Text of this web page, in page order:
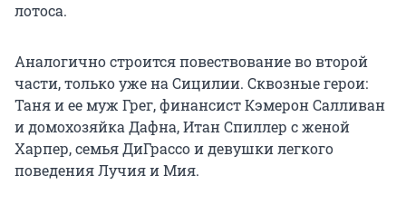
лотоса.
Аналогично строится повествование во второй
части, только уже на Сицилии. Сквозные герои:
Таня и ее муж Грег, финансист Кэмерон Салливан
и домохозяйка Дафна, Итан Спиллер с женой
Харпер, семья ДиГрассо и девушки легкого
поведения Лучия и Мия.